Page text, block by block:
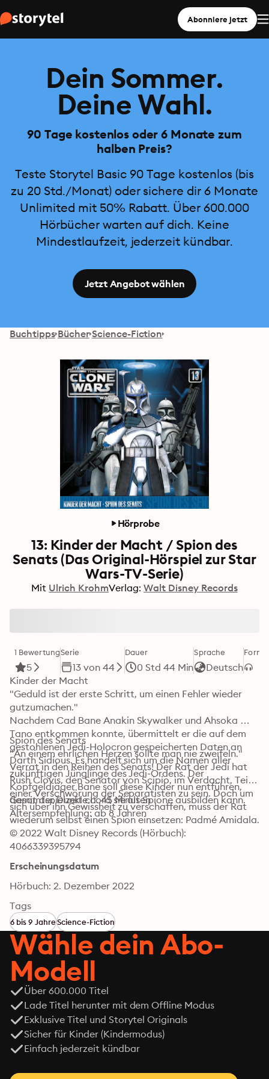
Abonniere jetzt
Dein Sommer.
Deine Wahl.
90 Tage kostenlos oder 6 Monate zum
halben Preis?
Teste Storytel Basic 90 Tage kostenlos (bis
zu 20 Std./Monat) oder sichere dir 6 Monate
Unlimited mit 50% Rabatt. Über 600.000
Hörbücher warten auf dich. Keine
Mindestlaufzeit, jederzeit kündbar.
Jetzt Angebot wählen
Buchtipps Bücher Science-Fiction
Hörprobe
13: Kinder der Macht / Spion des
Senats (Das Original-Hörspiel zur Star
Wars-TV-Serie)
Mit Ulrich KrohmVerlag: Walt Disney Records
1 Bewertung
5
Serie
13 von 44
Dauer
0 Std 44 Min
Sprache
Deutsch
Kinder der Macht
"Geduld ist der erste Schritt, um einen Fehler wieder
gutzumachen."
Nachdem Cad Bane Anakin Skywalker und Ahsoka
Tano entkommen konnte, übermittelt er die auf dem
gestohlenen Jedi-Holocron gespeicherten Daten an
Darth Sidious. Es handelt sich um die Namen aller
zukünftigen Jünglinge des Jedi-Ordens. Der
Kopfgeldjäger Bane soll diese Kinder nun entführen,
damit der Dunkle Lord sie als Spione ausbilden kann.
Spion des Senats
"An einem ehrlichen Herzen sollte man nie zweifeln."
Verrat in den Reihen des Senats! Der Rat der Jedi hat
Rush Clovis, den Senator von Scipio, im Verdacht, Teil
einer Verschwörung der Separatisten zu sein. Doch um
sich über ihn Gewissheit zu verschaffen, muss der Rat
wiederum selbst einen Spion einsetzen: Padmé Amidala.
Gesamtspielzeit ca. 45 Minuten
Altersempfehlung: ab 8 Jahren
© 2022 Walt Disney Records (Hörbuch):
4066339395794
Erscheinungsdatum
Hörbuch: 2. Dezember 2022
Tags
6 bis 9 JahreScience-Fiction
Wähle dein Abo-
Modell
Über 600.000 Titel
Lade Titel herunter mit dem Offline Modus
Exklusive Titel und Storytel Originals
Sicher für Kinder (Kindermodus)
Einfach jederzeit kündbar